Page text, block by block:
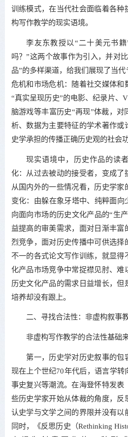
训练模式，在当代社会面临着各种
构写作教学的现实语境。
李友东教授以“二十美元书
吗？”这两个故事作为引入，并对
品”的多样渠道，给我们展现了当
危机和市场危机：随着社交媒体和
“真实呈现历史”的电影、纪录片、
脑游戏等丰富历史“再现”体裁，
析、数据为主要特征的学术著作或
史学承担的传播正确历史观的社会
现实语境中，历史作品的读
化：从过去被动的接受者，变成了
从国内外的一些情况看，历史学家
变化：由躲在象牙塔中、纯粹面向
向面向市场的历史文化产品的“生
益提高的审美需求，面对日渐丰富
烈竞争，面对历史传播中可供选择
不一的各式论文写作训练，就显得
化产品市场竞争中常捉襟见肘、难
历史文化产品的需求日益增长，但
培养却没有跟上。
二、寻找合法性：非虚构叙事
非虚构写作教学的合法性基础
第一，历史学对历史叙事的包
现在上个世纪70年代后，语言学转
事史复兴等潮流。在海登怀特发表
些历史学家开始从体裁的角度，反
认史学与文学之间的界限并没有以
同时，《反思历史（Rethinking